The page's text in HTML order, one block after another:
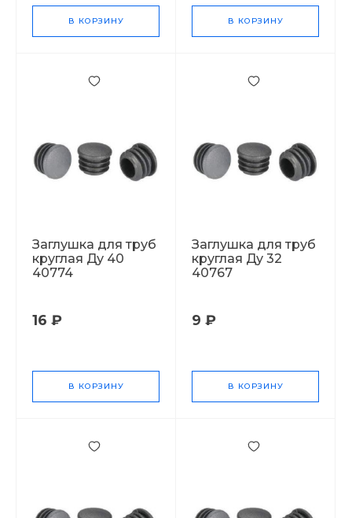
В КОРЗИНУ В КОРЗИНУ
Заглушка для труб
круглая Ду 40
40774
16 ₽
В КОРЗИНУ
Заглушка для труб
круглая Ду 32
40767
9 ₽
В КОРЗИНУ